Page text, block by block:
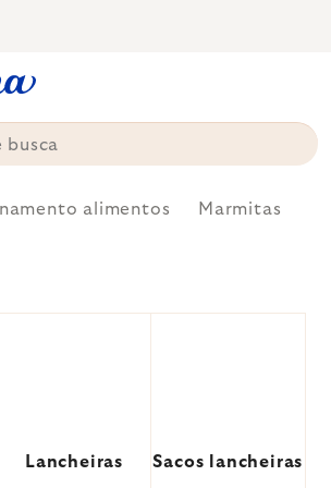
alimentos Marmitas
Lancheiras Sacos lancheiras